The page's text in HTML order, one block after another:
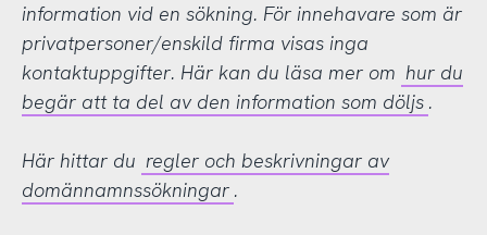
information vid en sökning. För innehavare som är
privatpersoner/enskild firma visas inga
kontaktuppgifter. Här kan du läsa mer om hur du
begär att ta del av den information som döljs .
Här hittar du regler och beskrivningar av
domännamnssökningar .